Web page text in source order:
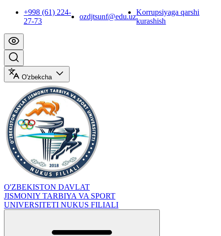
+998 (61) 224-
27-73
ozdjtsunf@edu.uz
Korrupsiyaga qarshi
kurashish
O'zbekcha
O'ZBEKISTON DAVLAT
JISMONIY TARBIYA VA SPORT
UNIVERSITETI NUKUS FILIALI